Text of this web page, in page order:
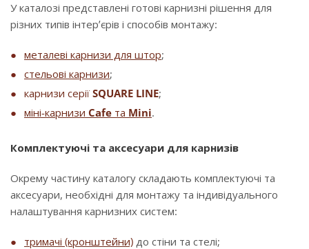
У каталозі представлені готові карнизні рішення для
різних типів інтер’єрів і способів монтажу:
металеві карнизи для штор;
стельові карнизи;
карнизи серії SQUARE LINE;
міні-карнизи Cafe та Mini.
Комплектуючі та аксесуари для карнизів
Окрему частину каталогу складають комплектуючі та
аксесуари, необхідні для монтажу та індивідуального
налаштування карнизних систем:
тримачі (кронштейни) до стіни та стелі;